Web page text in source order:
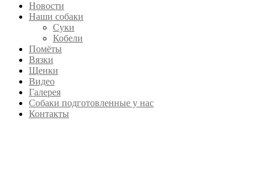
Новости
Наши собаки
Суки
Кобели
Помёты
Вязки
Щенки
Видео
Галерея
Собаки подготовленные у нас
Контакты